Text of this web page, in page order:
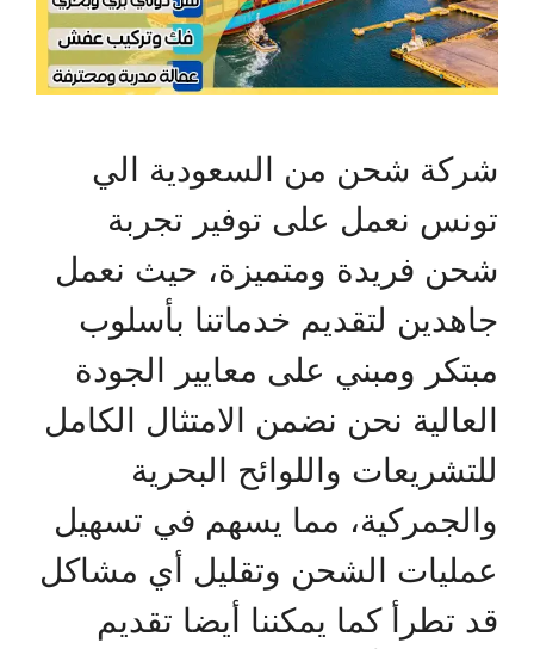
شركة شحن من السعودية الي
تونس نعمل على توفير تجربة
شحن فريدة ومتميزة، حيث نعمل
جاهدين لتقديم خدماتنا بأسلوب
مبتكر ومبني على معايير الجودة
العالية نحن نضمن الامتثال الكامل
للتشريعات واللوائح البحرية
والجمركية، مما يسهم في تسهيل
عمليات الشحن وتقليل أي مشاكل
قد تطرأ كما يمكننا أيضا تقديم